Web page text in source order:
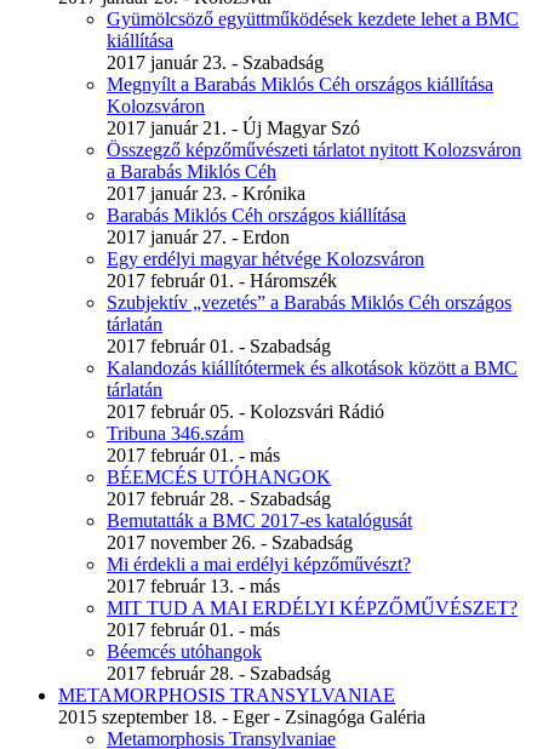
Gyümölcsöző együttműködések kezdete lehet a BMC
kiállítása
2017 január 23. - Szabadság
Megnyílt a Barabás Miklós Céh országos kiállítása
Kolozsváron
2017 január 21. - Új Magyar Szó
Összegző képzőművészeti tárlatot nyitott Kolozsváron
a Barabás Miklós Céh
2017 január 23. - Krónika
Barabás Miklós Céh országos kiállítása
2017 január 27. - Erdon
Egy erdélyi magyar hétvége Kolozsváron
2017 február 01. - Háromszék
Szubjektív „vezetés” a Barabás Miklós Céh országos
tárlatán
2017 február 01. - Szabadság
Kalandozás kiállítótermek és alkotások között a BMC
tárlatán
2017 február 05. - Kolozsvári Rádió
Tribuna 346.szám
2017 február 01. - más
BÉEMCÉS UTÓHANGOK
2017 február 28. - Szabadság
Bemutatták a BMC 2017-es katalógusát
2017 november 26. - Szabadság
Mi érdekli a mai erdélyi képzőművészt?
2017 február 13. - más
MIT TUD A MAI ERDÉLYI KÉPZŐMŰVÉSZET?
2017 február 01. - más
Béemcés utóhangok
2017 február 28. - Szabadság
METAMORPHOSIS TRANSYLVANIAE
2015 szeptember 18. - Eger - Zsinagóga Galéria
Metamorphosis Transylvaniae